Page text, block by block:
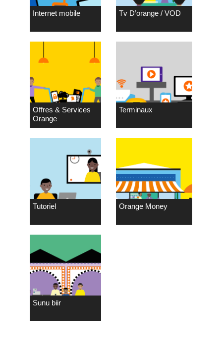
Internet mobile Tv D’orange / VOD
Offres & Services
Orange
Terminaux
Tutoriel Orange Money
Sunu biir